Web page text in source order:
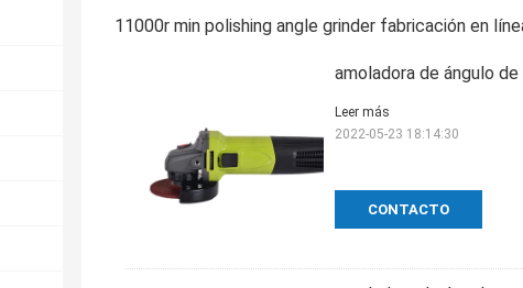
11000r min polishing angle grinder fabricación en
amoladora de ángulo
CONTACTO
Leer más
2022-05-23 18:14:30